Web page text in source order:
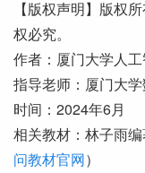
【版权声明】版权
权必究。
作者：厦门大学人
指导老师：厦门大
时间：2024年6月
相关教材：林子雨
问教材官网）